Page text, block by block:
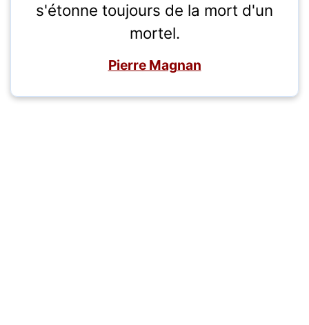
s'étonne toujours de la mort d'un
mortel.
Pierre Magnan